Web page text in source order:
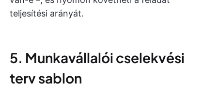
teljesítési arányát.
5. Munkavállalói cselekvési
terv sablon